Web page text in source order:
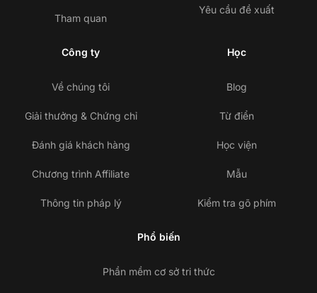
Tham quan
Yêu cầu đề xuất
Công ty
Về chúng tôi
Giải thưởng & Chứng chỉ
Đánh giá khách hàng
Chương trình Affiliate
Thông tin pháp lý
Học
Blog
Từ điển
Học viện
Mẫu
Kiểm tra gõ phím
Phổ biến
Phần mềm cơ sở tri thức